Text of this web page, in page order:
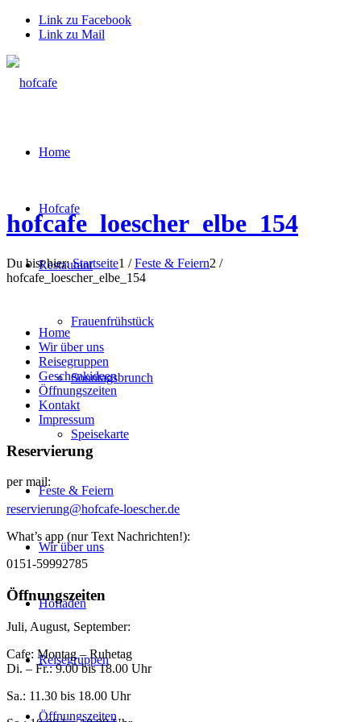
Link zu Facebook
Link zu Mail
Home
Hofcafe
Restaurant
Frauenfrühstück
Sonntagsbrunch
Speisekarte
Feste & Feiern
Wir über uns
Hofladen
Reisegruppen
Öffnungszeiten
hofcafe_loescher_elbe_154
Du bist hier: Startseite1 / Feste & Feiern2 /
hofcafe_loescher_elbe_154
Home
Wir über uns
Reisegruppen
Geschenkideen
Öffnungszeiten
Kontakt
Impressum
Reservierung
per mail:
reservierung@hofcafe-loescher.de
What’s app (nur Text Nachrichten!):
0151-59992785
Öffnungszeiten
Juli, August, September:
Cafe: Montag – Ruhetag
Di. – Fr.: 9.00 bis 18.00 Uhr
Sa.: 11.30 bis 18.00 Uhr